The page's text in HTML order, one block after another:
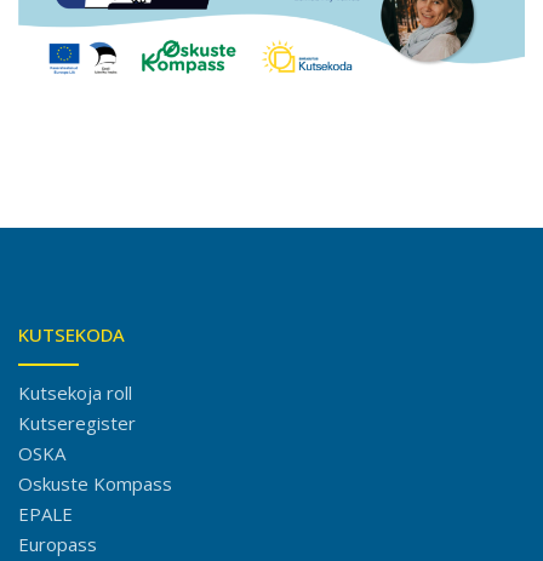
KUTSEKODA
Kutsekoja roll
Kutseregister
OSKA
Oskuste Kompass
EPALE
Europass